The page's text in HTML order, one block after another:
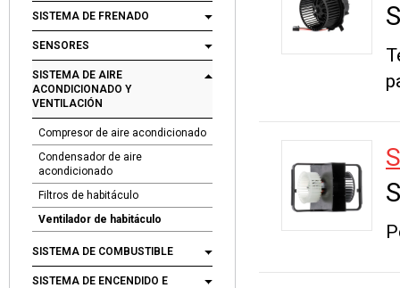
SISTEMA DE FRENADO
SENSORES
SISTEMA DE AIRE
ACONDICIONADO Y
VENTILACIÓN
Compresor de aire acondicionado
Condensador de aire
acondicionado
Filtros de habitáculo
Ventilador de habitáculo
SISTEMA DE COMBUSTIBLE
SISTEMA DE ENCENDIDO E